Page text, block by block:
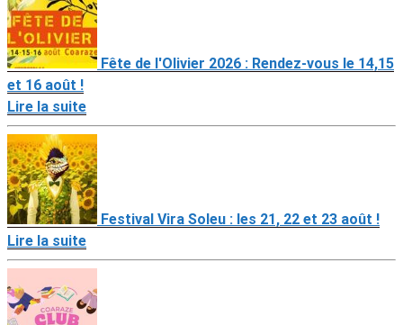
Fête de l'Olivier 2026 : Rendez-vous le 14,15
et 16 août !
Lire la suite
Festival Vira Soleu : les 21, 22 et 23 août !
Lire la suite